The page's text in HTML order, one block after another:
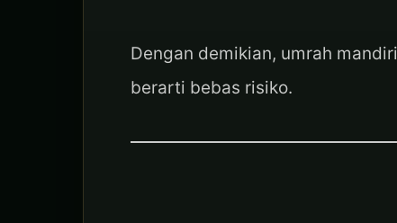
Dengan demikian, umrah
berarti bebas risiko.